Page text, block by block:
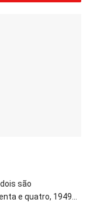
são
e quatro, 1949...